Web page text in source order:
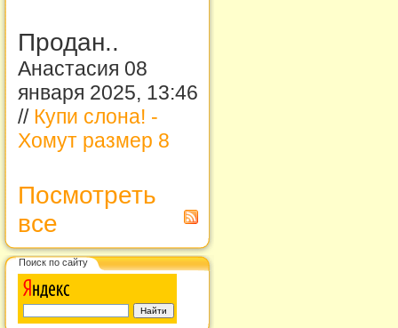
Продан..
Анастасия 08
января 2025, 13:46
// Купи слона! -
Хомут размер 8
Посмотреть
все
Поиск по сайту